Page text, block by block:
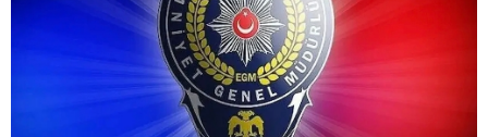
Gazze'deki Sağlık Bakanlığı duyurdu: Vahşetin
pençesinde 2 salgın vaka tespit edildi